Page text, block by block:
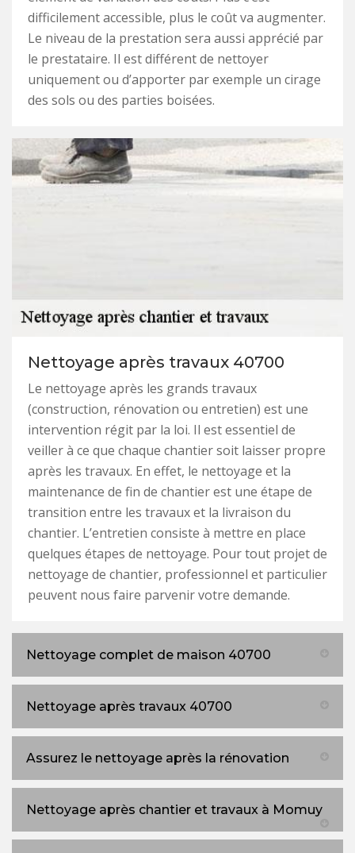
difficilement accessible, plus le coût va augmenter.
Le niveau de la prestation sera aussi apprécié par
le prestataire. Il est différent de nettoyer
uniquement ou d’apporter par exemple un cirage
des sols ou des parties boisées.
Nettoyage après travaux 40700
Le nettoyage après les grands travaux
(construction, rénovation ou entretien) est une
intervention régit par la loi. Il est essentiel de
veiller à ce que chaque chantier soit laisser propre
après les travaux. En effet, le nettoyage et la
maintenance de fin de chantier est une étape de
transition entre les travaux et la livraison du
chantier. L’entretien consiste à mettre en place
quelques étapes de nettoyage. Pour tout projet de
nettoyage de chantier, professionnel et particulier
peuvent nous faire parvenir votre demande.
Nettoyage complet de maison 40700
Nettoyage après travaux 40700
Assurez le nettoyage après la rénovation
Nettoyage après chantier et travaux à Momuy